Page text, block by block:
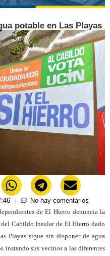
potable en Las Playas
No hay comentarios
de El Hierro denuncia la
Cabildo Insular de El Hierro dado
Playas sigue sin disponer de agua
instando sus vecinos a las diferentes